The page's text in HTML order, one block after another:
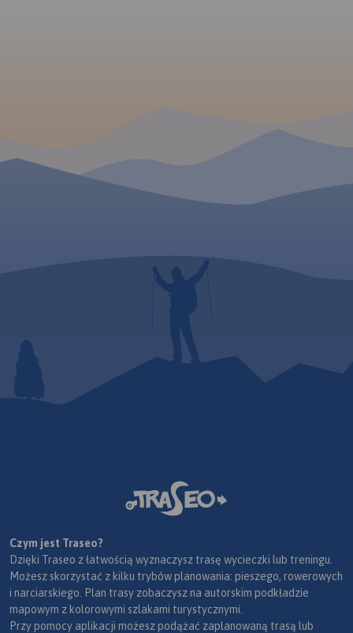
Czym jest Traseo?
Dzięki Traseo z łatwością wyznaczysz trasę wycieczki lub treningu.
Możesz skorzystać z kilku trybów planowania: pieszego, rowerowych
i narciarskiego. Plan trasy zobaczysz na autorskim podkładzie
mapowym z kolorowymi szlakami turystycznymi.
Przy pomocy aplikacji możesz podążać zaplanowaną trasą lub